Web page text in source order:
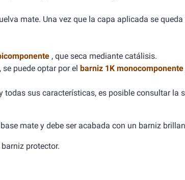
mate. Una vez que la capa aplicada se
, que seca mediante catálisis.
puede optar por el barniz 1K monocomponente
sus características, es posible consultar la
mate y debe ser acabada con un barniz
protector.